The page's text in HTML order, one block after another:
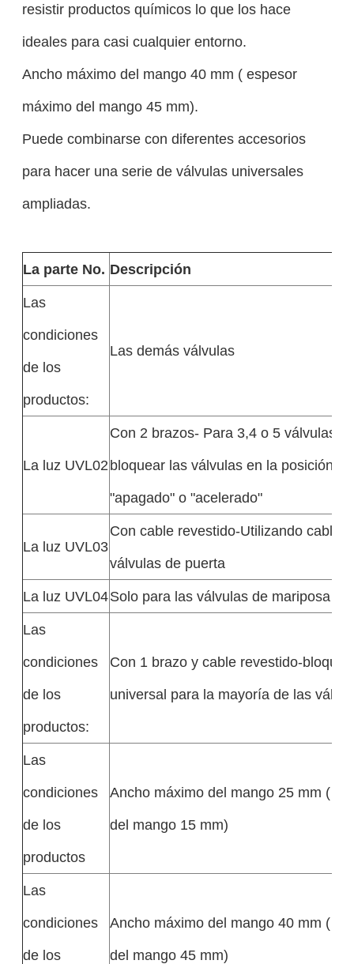
resistir productos químicos lo que los hace
ideales para casi cualquier entorno.
Ancho máximo del mango 40 mm ( espesor
máximo del mango 45 mm).
Puede combinarse con diferentes accesorios
para hacer una serie de válvulas universales
ampliadas.
La parte No. Descripción
Las
condiciones
de los
productos:
Las demás válvulas
La luz UVL02
Con 2 brazos- Para 3,4 o 5 válvulas
bloquear las válvulas en la posición
"apagado" o "acelerado"
La luz UVL03
Con cable revestido-Utilizando cable
válvulas de puerta
La luz UVL04Solo para las válvulas de mariposa
Las
condiciones
de los
productos:
Con 1 brazo y cable revestido-
universal para la mayoría de las
Las
condiciones
de los
productos
Ancho máximo del mango 25 mm (
del mango 15 mm)
Las
condiciones
de los
Ancho máximo del mango 40 mm (
del mango 45 mm)